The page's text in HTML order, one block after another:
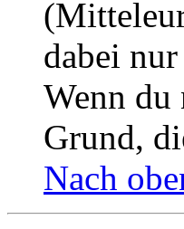
dabei
Wenn
Grund,
Nach